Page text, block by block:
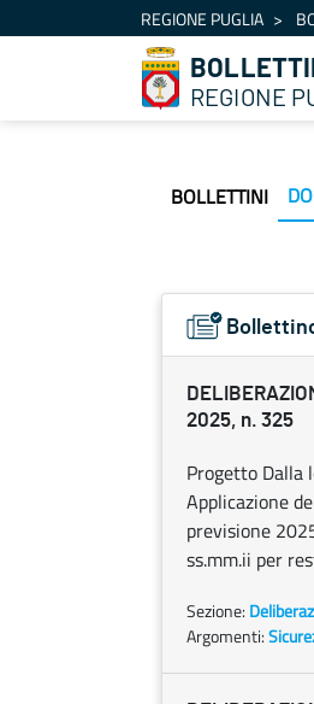
Skip to ContentREGIONE PUGLIA
REGIONE
BOLLETTINI
2025, n. 325
Progetto Dalla
Applicazione
previsione
ss.mm.ii per
Sezione:
Argomenti: